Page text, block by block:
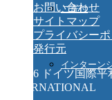
ご寄付
インターン
お問い合わせ
サイトマップ
プライバシー
発行元
© 2026 ドイツ国際
INTERNATIONAL